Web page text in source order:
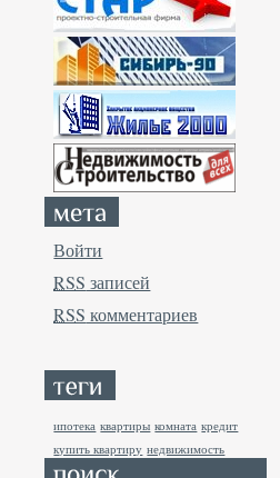
Войти
RSS записей
RSS комментариев
ипотека квартиры комната кредит
купить квартиру недвижимость